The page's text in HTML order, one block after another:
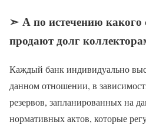
➣ А по истечению какого
продают долг
Каждый банк индивидуально
данном отношении, в
резервов, запланированных на
нормативных актов, которые